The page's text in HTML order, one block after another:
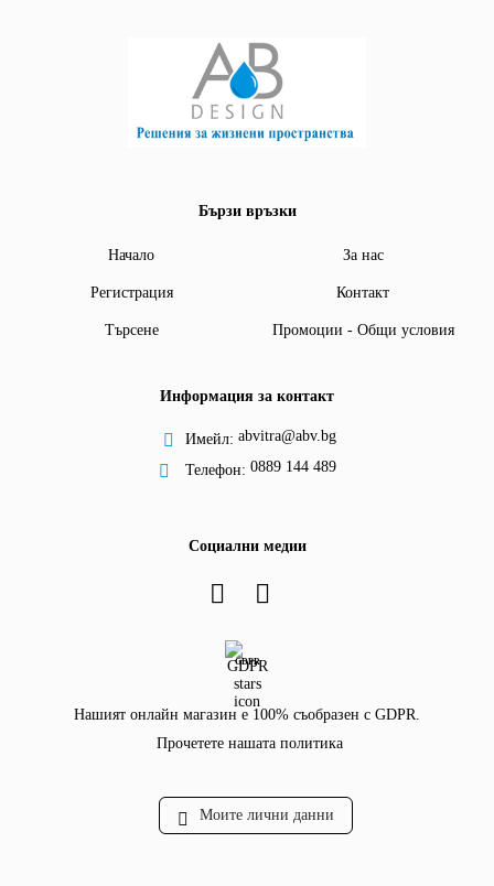
Бързи връзки
Начало За нас
Регистрация Контакт
Търсене Промоции - Общи условия
Информация за контакт
Имейл: abvitra@abv.bg
Телефон: 0889 144 489
Социални медии
GDPR
Нашият онлайн магазин е 100% съобразен с GDPR.
Прочетете нашата политика
Моите лични данни